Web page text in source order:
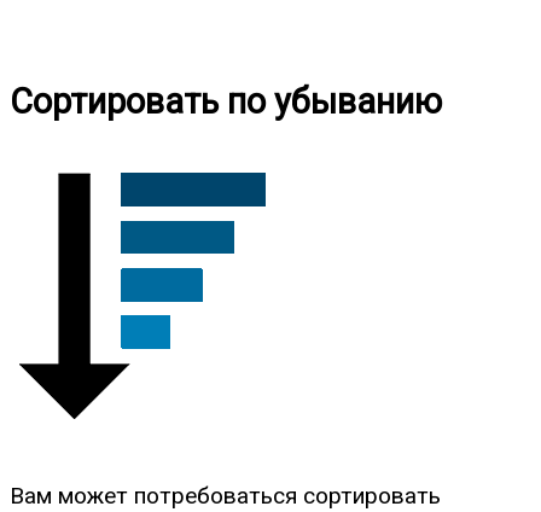
Сортировать по убыванию
Вам может потребоваться сортировать